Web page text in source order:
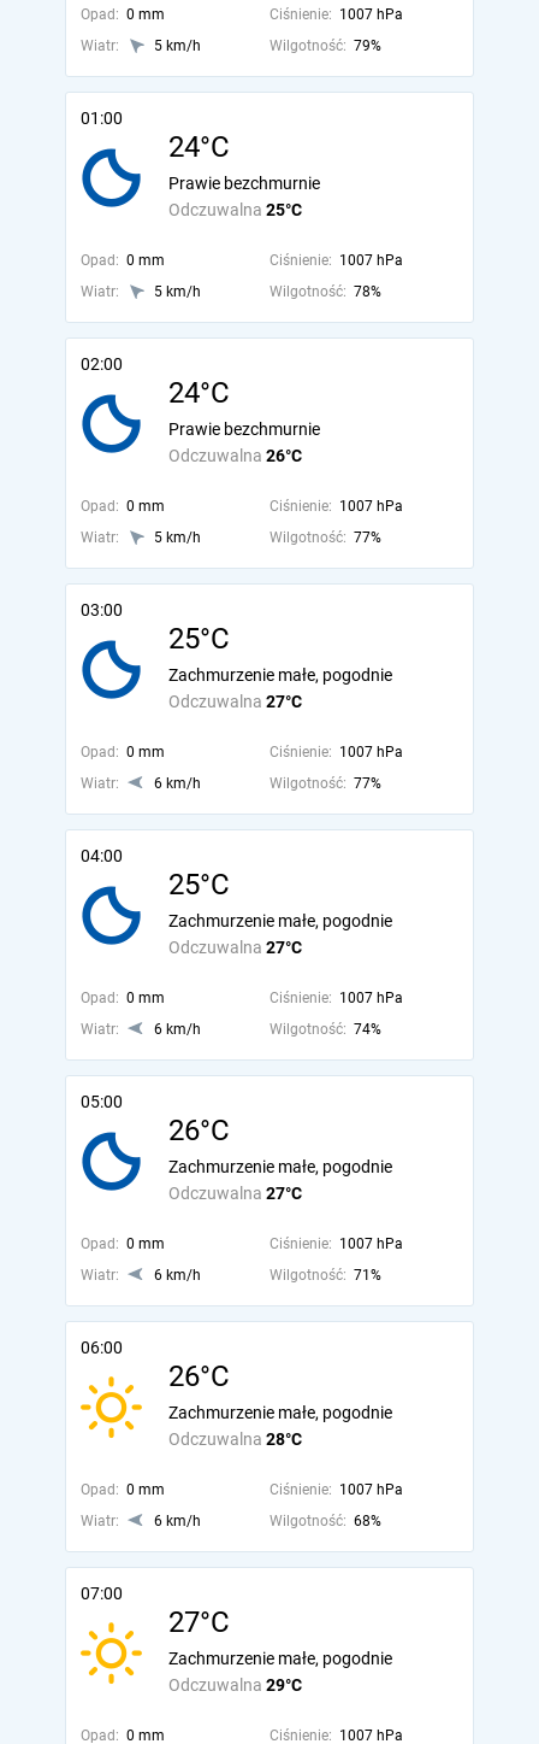
Opad: 0 mm Ciśnienie: 1007 hPa
Wiatr:
5 km/h Wilgotność: 79%
01:00
24°C
Odczuwalna 25°C
Prawie bezchmurnie
Opad: 0 mm Ciśnienie: 1007 hPa
Wiatr:
5 km/h Wilgotność: 78%
02:00
24°C
Odczuwalna 26°C
Prawie bezchmurnie
Opad: 0 mm Ciśnienie: 1007 hPa
Wiatr:
5 km/h Wilgotność: 77%
03:00
25°C
Odczuwalna 27°C
Zachmurzenie małe, pogodnie
Opad: 0 mm Ciśnienie: 1007 hPa
Wiatr:
6 km/h Wilgotność: 77%
04:00
25°C
Odczuwalna 27°C
Zachmurzenie małe, pogodnie
Opad: 0 mm Ciśnienie: 1007 hPa
Wiatr:
6 km/h Wilgotność: 74%
05:00
26°C
Odczuwalna 27°C
Zachmurzenie małe, pogodnie
Opad: 0 mm Ciśnienie: 1007 hPa
Wiatr:
6 km/h Wilgotność: 71%
06:00
26°C
Odczuwalna 28°C
Zachmurzenie małe, pogodnie
Opad: 0 mm Ciśnienie: 1007 hPa
Wiatr:
6 km/h Wilgotność: 68%
07:00
27°C
Odczuwalna 29°C
Zachmurzenie małe, pogodnie
Opad: 0 mm Ciśnienie: 1007 hPa